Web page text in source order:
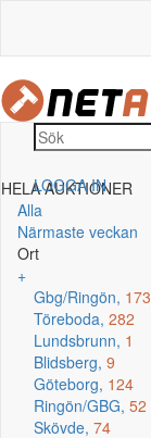
LOGGA IN
HELA AUKTIONER
Alla
Närmaste veckan
Ort
+
Gbg/Ringön, 173
Töreboda, 282
Lundsbrunn, 1
Blidsberg, 9
Göteborg, 124
Ringön/GBG, 52
Skövde, 74